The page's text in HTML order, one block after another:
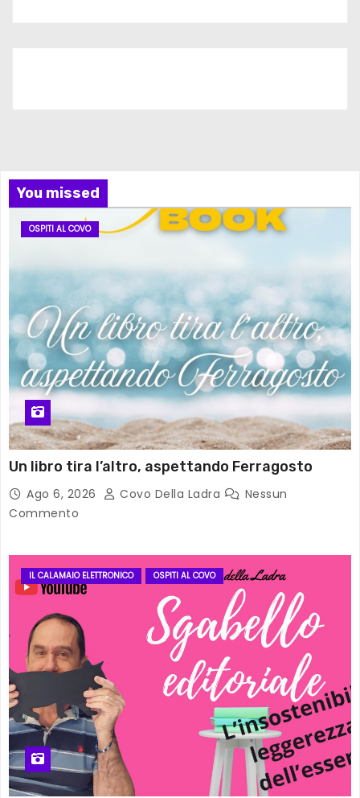
You missed
OSPITI AL COVO
Un libro tira l’altro, aspettando Ferragosto
Ago 6, 2026 Covo Della Ladra
Nessun
Commento
IL CALAMAIO ELETTRONICO OSPITI AL COVO